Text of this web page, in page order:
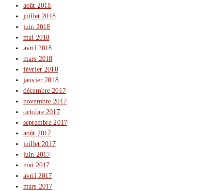
août 2018
juillet 2018
juin 2018
mai 2018
avril 2018
mars 2018
février 2018
janvier 2018
décembre 2017
novembre 2017
octobre 2017
septembre 2017
août 2017
juillet 2017
juin 2017
mai 2017
avril 2017
mars 2017